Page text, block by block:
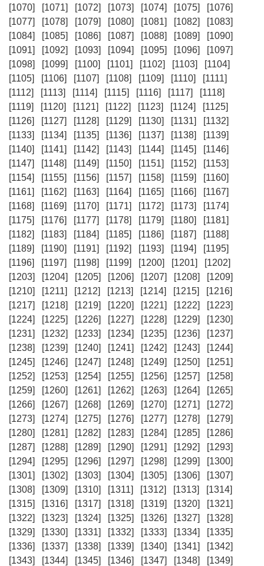
[1070]
[1071] [1072] [1073] [1074] [1075]
[1076]
[1077]
[1078] [1079] [1080] [1081] [1082]
[1083]
[1084]
[1085] [1086] [1087] [1088] [1089]
[1090]
[1091]
[1092] [1093] [1094] [1095] [1096]
[1097]
[1098]
[1099] [1100] [1101] [1102] [1103]
[1104]
[1105]
[1106] [1107] [1108] [1109] [1110]
[1111]
[1112]
[1113] [1114] [1115] [1116] [1117]
[1118]
[1119]
[1120] [1121] [1122] [1123] [1124]
[1125]
[1126]
[1127] [1128] [1129] [1130] [1131]
[1132]
[1133]
[1134] [1135] [1136] [1137] [1138]
[1139]
[1140]
[1141] [1142] [1143] [1144] [1145]
[1146]
[1147]
[1148] [1149] [1150] [1151] [1152]
[1153]
[1154]
[1155] [1156] [1157] [1158] [1159]
[1160]
[1161]
[1162] [1163] [1164] [1165] [1166]
[1167]
[1168]
[1169] [1170] [1171] [1172] [1173]
[1174]
[1175]
[1176] [1177] [1178] [1179] [1180]
[1181]
[1182]
[1183] [1184] [1185] [1186] [1187]
[1188]
[1189]
[1190] [1191] [1192] [1193] [1194]
[1195]
[1196]
[1197] [1198] [1199] [1200] [1201]
[1202]
[1203]
[1204] [1205] [1206] [1207] [1208]
[1209]
[1210]
[1211] [1212] [1213] [1214] [1215]
[1216]
[1217]
[1218] [1219] [1220] [1221] [1222]
[1223]
[1224]
[1225] [1226] [1227] [1228] [1229]
[1230]
[1231]
[1232] [1233] [1234] [1235] [1236]
[1237]
[1238]
[1239] [1240] [1241] [1242] [1243]
[1244]
[1245]
[1246] [1247] [1248] [1249] [1250]
[1251]
[1252]
[1253] [1254] [1255] [1256] [1257]
[1258]
[1259]
[1260] [1261] [1262] [1263] [1264]
[1265]
[1266]
[1267] [1268] [1269] [1270] [1271]
[1272]
[1273]
[1274] [1275] [1276] [1277] [1278]
[1279]
[1280]
[1281] [1282] [1283] [1284] [1285]
[1286]
[1287]
[1288] [1289] [1290] [1291] [1292]
[1293]
[1294]
[1295] [1296] [1297] [1298] [1299]
[1300]
[1301]
[1302] [1303] [1304] [1305] [1306]
[1307]
[1308]
[1309] [1310] [1311] [1312] [1313]
[1314]
[1315]
[1316] [1317] [1318] [1319] [1320]
[1321]
[1322]
[1323] [1324] [1325] [1326] [1327]
[1328]
[1329]
[1330] [1331] [1332] [1333] [1334]
[1335]
[1336]
[1337] [1338] [1339] [1340] [1341]
[1342]
[1343]
[1344] [1345] [1346] [1347] [1348]
[1349]